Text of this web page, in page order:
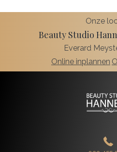
Onze
Beauty Studio
Everard
Online inplannen